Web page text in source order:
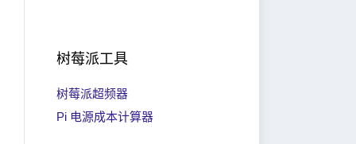
树莓派工具
树莓派超频器
Pi 电源成本计算器